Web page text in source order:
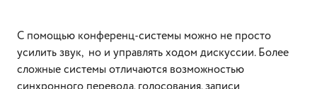
С помощью конференц-системы можно не просто
усилить звук, но и управлять ходом дискуссии. Более
сложные системы отличаются возможностью